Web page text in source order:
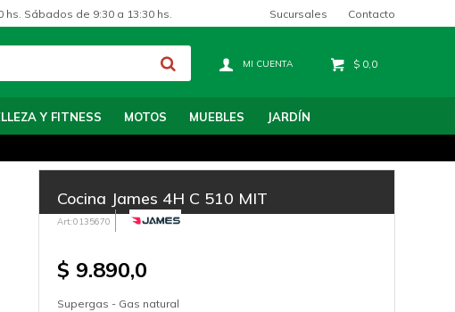
Y FITNESS MOTOS MUEBLES JARDÍN
$ 0,0
Sábados de 9:30 a 13:30 hs. Sucursales Contacto
Cocina James 4H C 510 MIT
0135670
$ 9.890,0
Supergas - Gas natural